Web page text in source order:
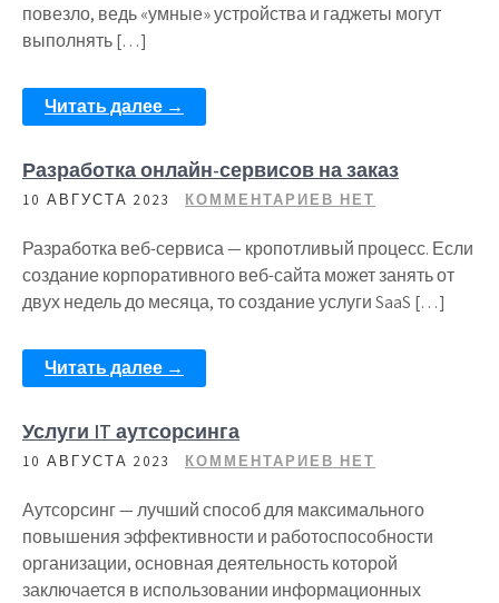
повезло, ведь «умные» устройства и гаджеты могут
выполнять […]
Читать далее →
Разработка онлайн-сервисов на заказ
10 АВГУСТА 2023 КОММЕНТАРИЕВ НЕТ
Разработка веб-сервиса — кропотливый процесс. Если
создание корпоративного веб-сайта может занять от
двух недель до месяца, то создание услуги SaaS […]
Читать далее →
Услуги IT аутсорсинга
10 АВГУСТА 2023 КОММЕНТАРИЕВ НЕТ
Аутсорсинг — лучший способ для максимального
повышения эффективности и работоспособности
организации, основная деятельность которой
заключается в использовании информационных